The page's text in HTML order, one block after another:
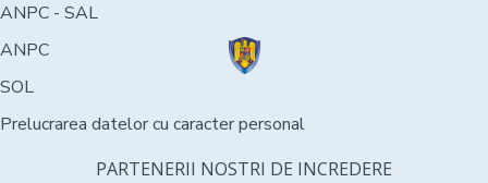
ANPC - SAL
ANPC
SOL
Prelucrarea datelor cu caracter personal
PARTENERII NOSTRI DE INCREDERE